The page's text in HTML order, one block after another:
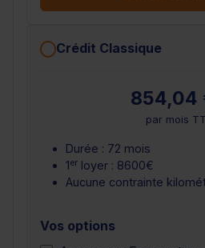
Crédit Classique
854,04
par mois
Durée : 72 mois
1er loyer : 8600€
Aucune contrainte
Vos options